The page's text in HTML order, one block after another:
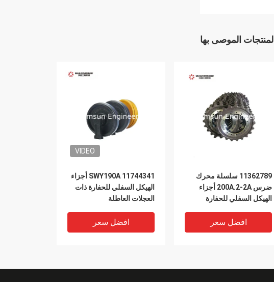
المنتجات الموصى بها
VIDEO
SWY190A 11744341 أجزاء
الهيكل السفلي للحفارة ذات
العجلات العاطلة
افضل سعر
11362789 سلسلة محرك
ضرس 200A.2-2A أجزاء
الهيكل السفلي للحفارة
افضل سعر